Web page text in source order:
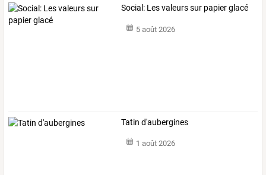
Social: Les valeurs sur papier glacé
5 août 2026
Tatin d'aubergines
1 août 2026